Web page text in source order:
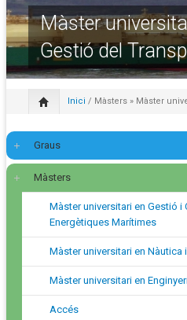
Màster
Gestió del
Inici / Màsters » Màster
Graus
Màsters
Màster universitari en Gestió i
Energètiques Marítimes
Màster universitari en
Màster universitari en
Accés